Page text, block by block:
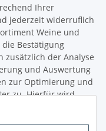
Ihrer
jederzeit widerruflich
Weine und
die Bestätigung
zusätzlich der Analyse
und Auswertung
zur Optimierung und
zu. Hierfür wird
Form